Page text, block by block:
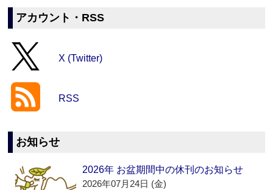
アカウント・RSS
X (Twitter)
RSS
お知らせ
2026年 お盆期間中の休刊のお知らせ
2026年07月24日 (金)